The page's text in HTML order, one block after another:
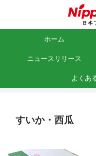
ホーム
ニュースリリース
よくあ
すいか・西瓜